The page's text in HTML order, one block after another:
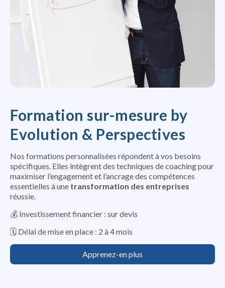
Formation sur-mesure by
Evolution & Perspectives
Nos formations personnalisées répondent à vos besoins
spécifiques. Elles intègrent des techniques de coaching pour
maximiser l’engagement et l’ancrage des compétences
essentielles à une transformation des entreprises
réussie.
💰 Investissement financier : sur devis
🗓️ Délai de mise en place : 2 à 4 mois
Apprenez-en plus